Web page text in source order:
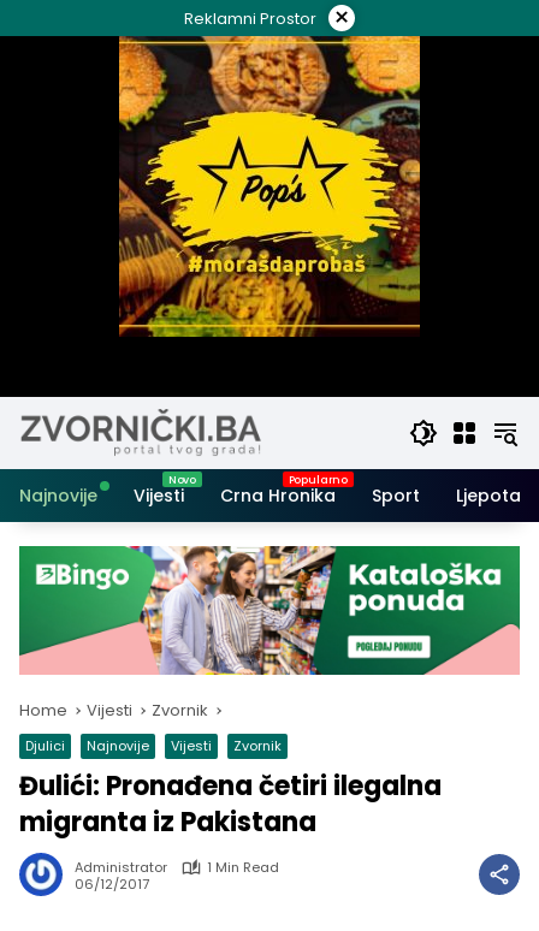
to
Reklamni Prostor ×
Najnovije Vijesti Crna Hronika Sport Ljepota i
Home Vijesti Zvornik
Djulici Najnovije Vijesti Zvornik
Đulići: Pronađena četiri ilegalna
migranta iz Pakistana
Administrator
1 Min Read
06/12/2017